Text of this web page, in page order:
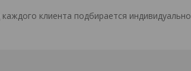
клиента подбирается индивидуально